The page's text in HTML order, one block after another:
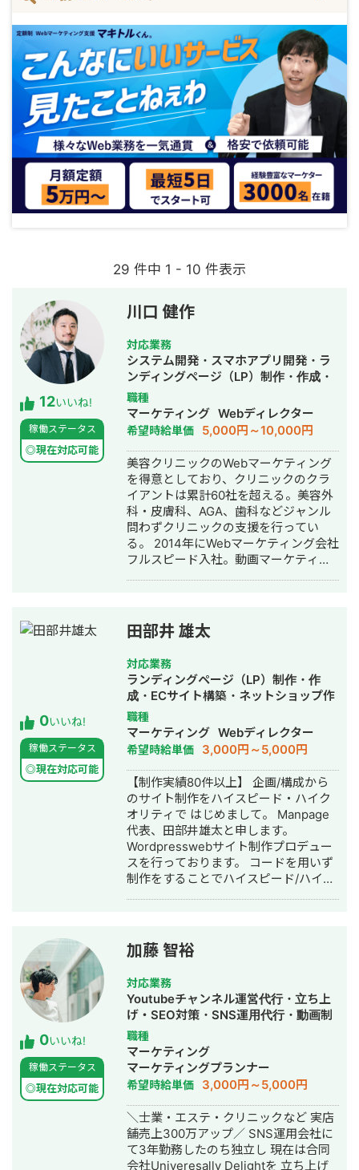
29 件中 1 - 10 件表示
12いいね!
稼働ステータス
◎現在対応可能
川口 健作
対応業務
システム開発・スマホアプリ開発・ラ
ンディングページ（LP）制作・作成・
Youtubeチャンネル運営代行・立ち上
げ・ECサイト構築・ネットショップ作
成代行・SEO対策・新規事業立上・
SNS運用代行・記事作成代行・ライテ
ィング・ホームページ制作・作成・バ
ナー制作・デザイン・ロゴデザイン・
作成・リスティング広告運用代行・オ
ウンドメディア制作・構築・運用代
行・動画制作・動画編集・営業代行
職種
マーケティング Webディレクター
希望時給単価 5,000円～10,000円
美容クリニックのWebマーケティング
を得意としており、クリニックのクラ
イアントは累計60社を超える。美容外
科・皮膚科、AGA、歯科などジャンル
問わずクリニックの支援を行ってい
る。 2014年にWebマーケティング会社
フルスピード入社。動画マーケティン
独立。 独立後はフリーランスとなり、
フロントエンドエンジニア兼総合Web
マーケターとして活動。現在はWebコ
ンサルティング会社を創設し、法人と
してStockSunに参画。
0いいね!
稼働ステータス
◎現在対応可能
田部井 雄太
対応業務
ランディングページ（LP）制作・作
成・ECサイト構築・ネットショップ作
成代行・SNS運用代行・ホームページ
制作・作成・動画制作・動画編集・営
業代行
職種
マーケティング Webディレクター
希望時給単価 3,000円～5,000円
【制作実績80件以上】 企画/構成から
のサイト制作をハイスピード・ハイク
オリティで はじめまして。 Manpage
代表、田部井雄太と申します。
Wordpresswebサイト制作プロデュー
スを行っております。 コードを用いず
制作をすることでハイスピード/ハイク
額費用の一切かからないサイト制作を
行なっております。 制作実績はこちら
です。 アフロリゾート様
https://afroresort.com/ ホワイトニン
グプラス様 http://whitening-plus.net/
山陽重機株式会社様
http://xs895320.xsrv.jp/ 有限会社KYK
様 http://ks211228.wpx.jp/ etc.... 迅速
なレスポンスかつ真摯な対応を心がけ
ております。 ご縁をいただけた際には
末永くお付き合いができれば幸甚で
す。 どうぞよろしくお願い致します。
土日休日や深夜早朝など、 お客様のニ
ーズにできる限り柔軟に対応させてい
0いいね!
稼働ステータス
◎現在対応可能
加藤 智裕
対応業務
Youtubeチャンネル運営代行・立ち上
げ・SEO対策・SNS運用代行・動画制
作・動画編集・営業代行
職種
マーケティング
マーケティングプランナー
希望時給単価 3,000円～5,000円
＼士業・エステ・クリニックなど 実店
舗売上300万アップ／ SNS運用会社に
て3年勤務したのち独立し 現在は合同
会社Univeresally Delightを 立ち上げ